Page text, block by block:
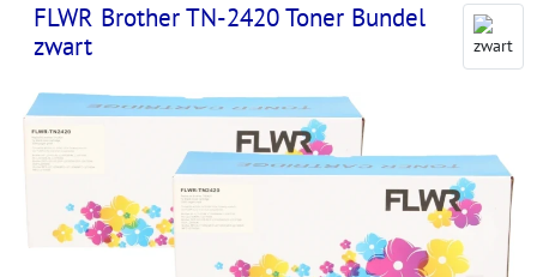
FLWR Brother TN-2420 Toner Bundel
zwart